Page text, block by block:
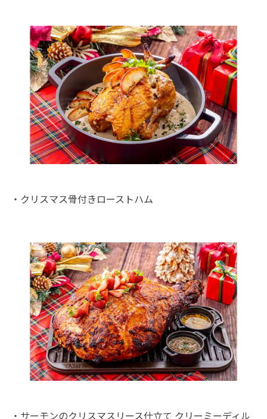
・クリスマス骨付きローストハム
・サーモンのクリスマスリース仕立て クリーミーディル